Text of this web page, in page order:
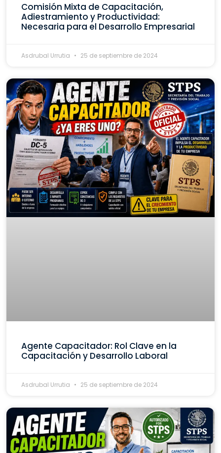
Comisión Mixta de Capacitación,
Adiestramiento y Productividad:
Necesaria para el Desarrollo Empresarial
Asdrubal Urrutia 25 de septiembre de 2024
Agente Capacitador: Rol Clave en la
Capacitación y Desarrollo Laboral
Asdrubal Urrutia 25 de septiembre de 2024